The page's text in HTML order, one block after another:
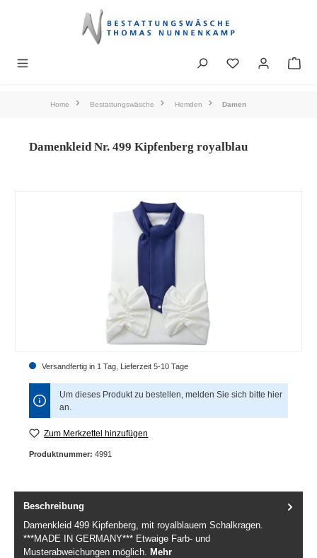
Home Bestattungswäsche Hemden Damen
Damenkleid Nr. 499 Kipfenberg royalblau
Versandfertig in 1 Tag, Lieferzeit 5-10 Tage
Um dieses Produkt zu bestellen, melden Sie sich bittehier
an.
Zum Merkzettel hinzufügen
Produktnummer: 4991
Beschreibung
Damenkleid 499 Kipfenberg, mit royalblauem Schalkragen.
***MADE IN GERMANY*** Etwaige Farb- und
Musterabweichungen möglich.
Mehr